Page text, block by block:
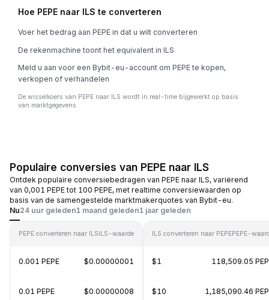
Hoe PEPE naar ILS te converteren
Voer het bedrag aan PEPE in dat u wilt converteren
De rekenmachine toont het equivalent in ILS
Meld u aan voor een Bybit-eu-account om PEPE te kopen,
verkopen of verhandelen
De wisselkoers van PEPE naar ILS wordt in real-time bijgewerkt op basis
van marktgegevens.
Populaire conversies van PEPE naar ILS
Ontdek populaire conversiebedragen van PEPE naar ILS, variërend
van 0,001 PEPE tot 100 PEPE, met realtime conversiewaarden op
basis van de samengestelde marktmakerquotes van Bybit-eu.
Nu24 uur geleden1 maand geleden1 jaar geleden
PEPE converteren naar ILSILS-waarde
0.001 PEPE $0.00000001
0.01 PEPE $0.00000008
ILS converteren naar PEPEPEPE-
$1 118,509.05
$10 1,185,090.46